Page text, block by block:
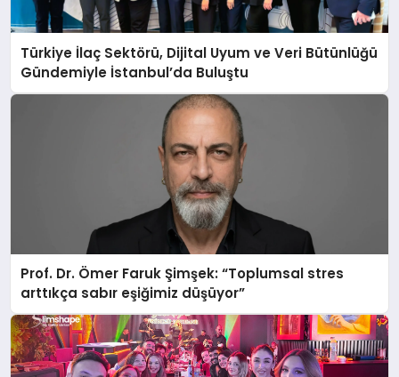
Türkiye İlaç Sektörü, Dijital Uyum ve Veri Bütünlüğü
Gündemiyle İstanbul’da Buluştu
Prof. Dr. Ömer Faruk Şimşek: “Toplumsal stres
arttıkça sabır eşiğimiz düşüyor”